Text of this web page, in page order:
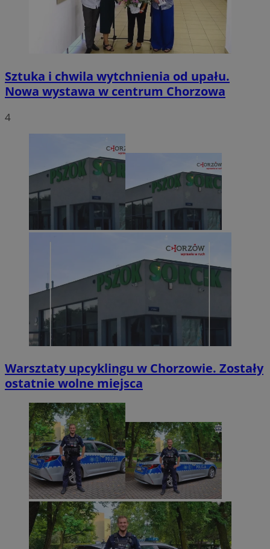
Sztuka i chwila wytchnienia od upału.
Nowa wystawa w centrum Chorzowa
4
Warsztaty upcyklingu w Chorzowie. Zostały
ostatnie wolne miejsca